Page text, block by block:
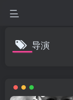
导演